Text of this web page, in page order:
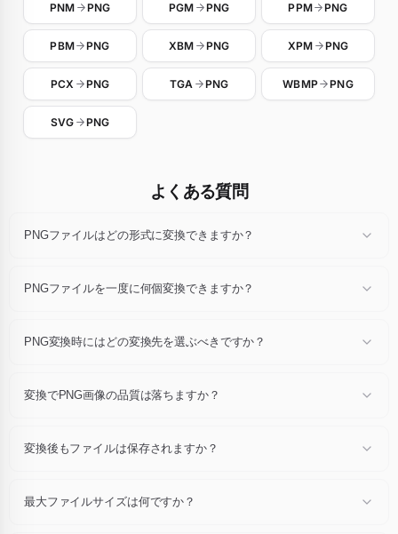
PNM PNG PGM PNG PPM PNG
PBM PNG XBM PNG XPM PNG
PCX PNG TGA PNG WBMP PNG
SVG PNG
よくある質問
PNGファイルはどの形式に変換できますか？
TIFF、PDF、ICOに変換できます。ファイルをドロップ後、ドロップダ
PNGファイルを一度に何個変換できますか？
き、一括でZIPアーカイブとしてダウンロードできます。
PNG変換時にはどの変換先を選ぶべきですか？
はPDFまたはTIFF、ファビコンにはICOを選択してください。迷ったら
変換でPNG画像の品質は落ちますか？
可能なアーティファクトは非常に稀で、通常の表示サイズでは元画像と
変換後もファイルは保存されますか？
削除されます。アカウントは不要で、データ共有もありません。
最大ファイルサイズは何ですか？